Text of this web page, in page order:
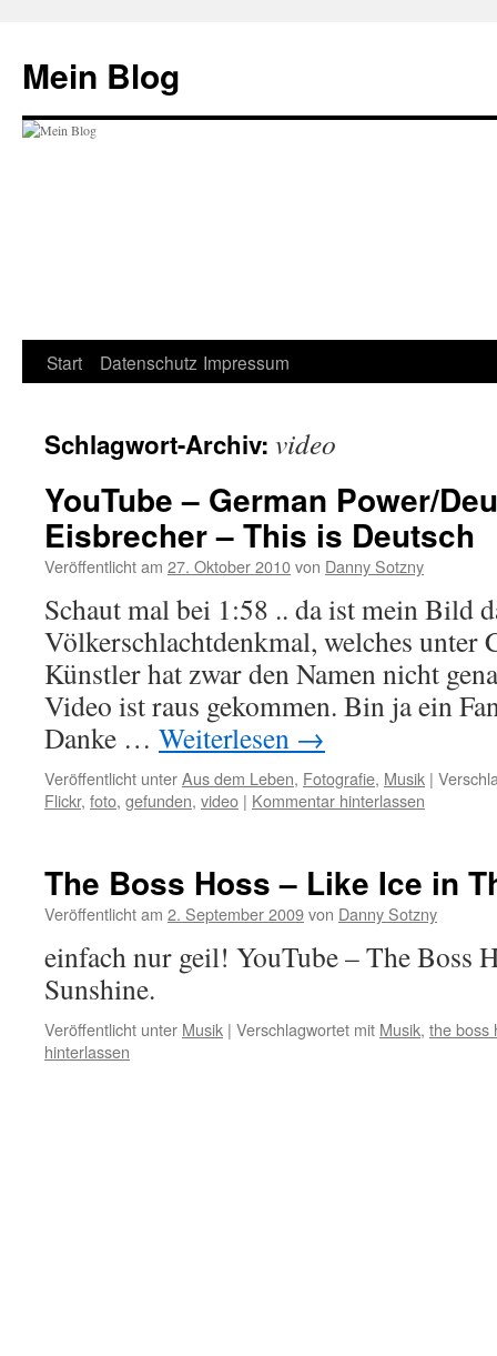
springen
Mein Blog
Start Datenschutz Impressum
Schlagwort-Archiv: video
YouTube – German Power/
Eisbrecher – This is Deutsch
Veröffentlicht am 27. Oktober 2010von Danny Sotzny
Schaut mal bei 1:58 .. da ist mein Bild
Völkerschlachtdenkmal, welches unter
Künstler hat zwar den Namen nicht
Video ist raus gekommen. Bin ja ein
Danke … Weiterlesen →
Veröffentlicht unterAus dem Leben, Fotografie, Musik |
Flickr, foto, gefunden, video | Kommentar hinterlassen
The Boss Hoss – Like Ice in
Veröffentlicht am 2. September 2009von Danny Sotzny
einfach nur geil! YouTube – The Boss
Sunshine.
Veröffentlicht unter Musik | Verschlagwortet mit Musik, the boss
hinterlassen